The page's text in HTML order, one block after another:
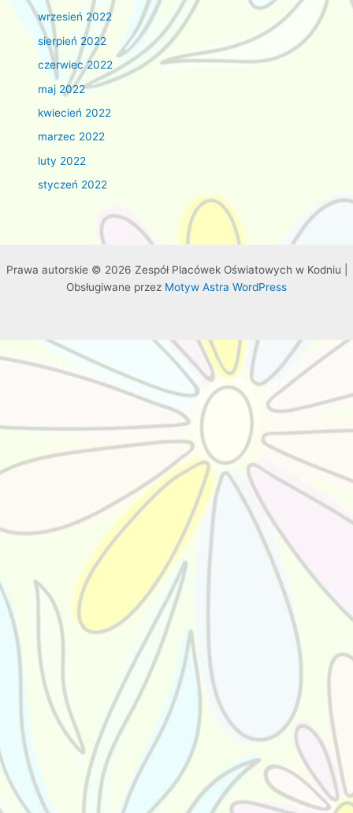
wrzesień 2022
sierpień 2022
czerwiec 2022
maj 2022
kwiecień 2022
marzec 2022
luty 2022
styczeń 2022
Prawa autorskie © 2026 Zespół Placówek Oświatowych w Kodniu |
Obsługiwane przez Motyw Astra WordPress